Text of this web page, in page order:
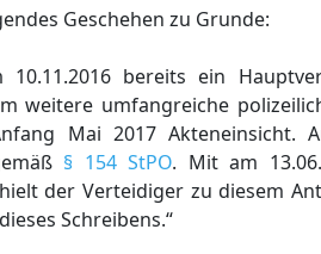
Geschehen zu Grunde:
10.11.2016 bereits ein
weitere umfangreiche
Mai 2017 Akteneinsicht.
§ 154 StPO. Mit am
der Verteidiger zu diesem
Schreibens.“